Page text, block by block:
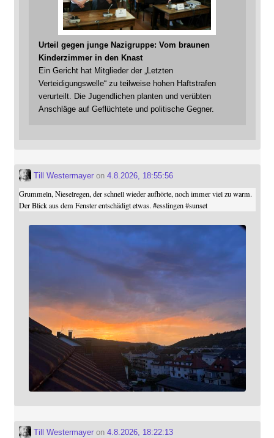
Urteil gegen junge Nazigruppe: Vom braunen
Kinderzimmer in den Knast
Ein Gericht hat Mitglieder der „Letzten
Verteidigungswelle“ zu teilweise hohen Haftstrafen
verurteilt. Die Jugendlichen planten und verübten
Anschläge auf Geflüchtete und politische Gegner.
Till Westermayeron 4.8.2026, 18:55:56
Grummeln, Nieselregen, der schnell wieder aufhörte, noch immer viel zu warm.
Der Blick aus dem Fenster entschädigt etwas. #esslingen #sunset
Till Westermayeron 4.8.2026, 18:22:13